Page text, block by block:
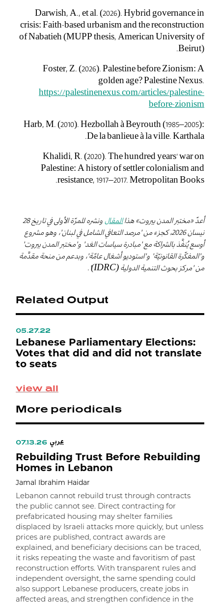
Darwish, A., et al. (2026). Hybrid governance in
crisis: Faith-based urbanism and the reconstruction
of Nabatieh (MUPP thesis, American University of
Beirut).
Foster, Z. (2026). Palestine before Zionism: A
golden age? Palestine Nexus.
https://palestinenexus.com/articles/palestine-
before-zionism
Harb, M. (2010). Hezbollah à Beyrouth (1985–2005):
De la banlieue à la ville. Karthala.
Khalidi, R. (2020). The hundred years’ war on
Palestine: A history of settler colonialism and
resistance, 1917–2017. Metropolitan Books.
أعدّ «مختبر المدن بيروت» هذاالمقال
ونشره للمرّة الأولى في تاريخ 28
نيسان 2026، كجزء من "مرصد التعافي الشامل في لبنان"، وهو مشروع
أوسع يُنفَّذ بالشراكة مع "مبادرة سياسات الغد" و"مختبر المدن بيروت"
و"المفكّرة القانونيّة" و"استوديو أشغال عامّة"، وبدعم من منحة مقدَّمة
من "مركز بحوث التنمية الدولية (IDRC)".
Related Output
view all
05.27.22
Lebanese Parliamentary Elections:
Votes that did and did not translate
to seats
More periodicals
07.13.26 عربي
Rebuilding Trust Before Rebuilding
Homes in Lebanon
Jamal Ibrahim Haidar
Lebanon cannot rebuild trust through contracts
the public cannot see. Direct contracting for
prefabricated housing may shelter families
displaced by Israeli attacks more quickly, but unless
prices are published, contract awards are
explained, and beneficiary decisions can be traced,
it risks repeating the waste and favoritism of past
reconstruction efforts. With transparent rules and
independent oversight, the same spending could
also support Lebanese producers, create jobs in
affected areas, and strengthen confidence in the